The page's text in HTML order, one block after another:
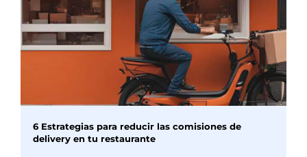
6 Estrategias para reducir las comisiones de
delivery en tu restaurante